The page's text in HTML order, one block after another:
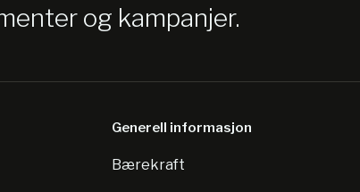
og kampanjer.
Generell informasjon
Bærekraft